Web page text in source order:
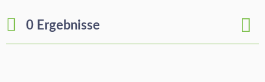
0 Ergebnisse